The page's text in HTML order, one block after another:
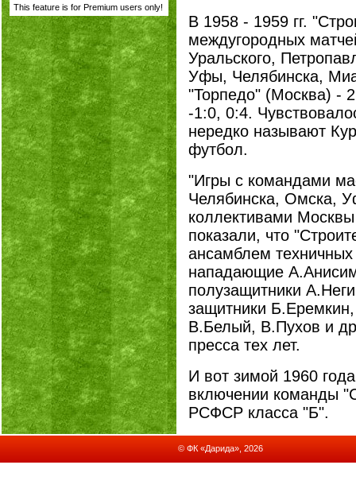
This feature is for Premium users only!
В 1958 - 1959 гг.
междугородных
Уральского,
Уфы, Челябинска,
"Торпедо" (Москва) -
-1:0, 0:4.
нередко называют
футбол.
"Игры с командами
Челябинска, Омска,
коллективами
показали, что
ансамблем
нападающие
полузащитники
защитники
В.Белый, В.Пухов и
пресса тех лет.
И вот зимой 1960
включении команды
РСФСР класса "Б".
© ФК «Дарида», 2026